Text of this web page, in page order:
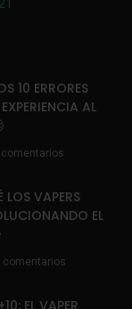
10 ERRORES
AL
comentarios
LOS VAPERS
EL
comentarios
EL VAPER